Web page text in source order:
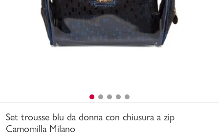
Bambino
Set trousse blu da donna con chiusura a zip
Camomilla Milano